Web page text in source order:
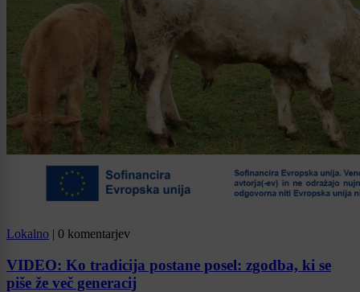
Lokalno | 0 komentarjev
VIDEO: Ko tradicija postane posel: zgodba, ki se
piše že več generacij